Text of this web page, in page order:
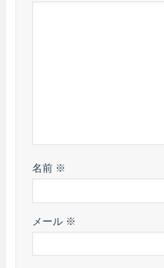
名前 ※
メール ※